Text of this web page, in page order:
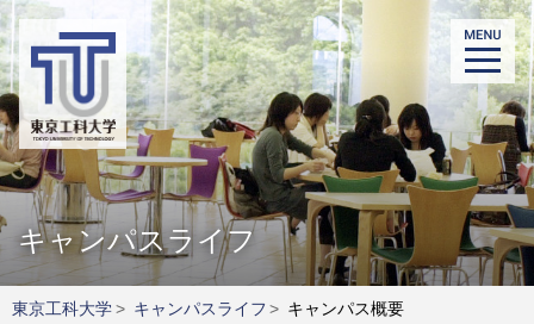
キャンパスライフ
東京工科大学> キャンパスライフ > キャンパス概要